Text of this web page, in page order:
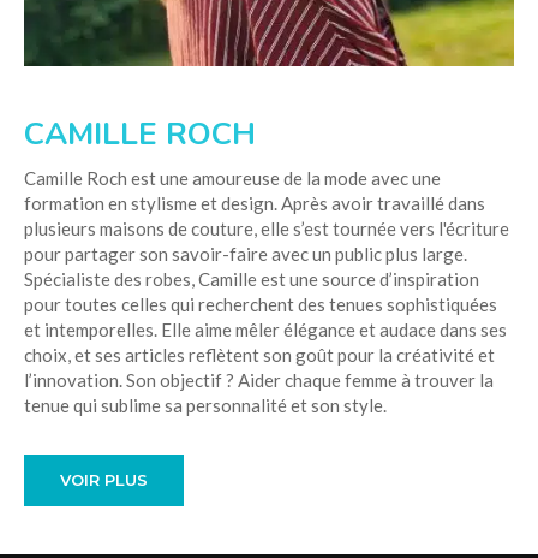
CAMILLE ROCH
Camille Roch est une amoureuse de la mode avec une
formation en stylisme et design. Après avoir travaillé dans
plusieurs maisons de couture, elle s’est tournée vers l'écriture
pour partager son savoir-faire avec un public plus large.
Spécialiste des robes, Camille est une source d’inspiration
pour toutes celles qui recherchent des tenues sophistiquées
et intemporelles. Elle aime mêler élégance et audace dans ses
choix, et ses articles reflètent son goût pour la créativité et
l’innovation. Son objectif ? Aider chaque femme à trouver la
tenue qui sublime sa personnalité et son style.
VOIR PLUS